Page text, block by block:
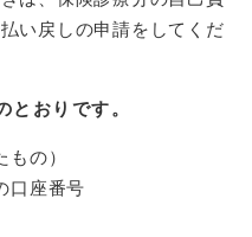
い戻しの申請をしてくだ
おりです。
の）
口座番号